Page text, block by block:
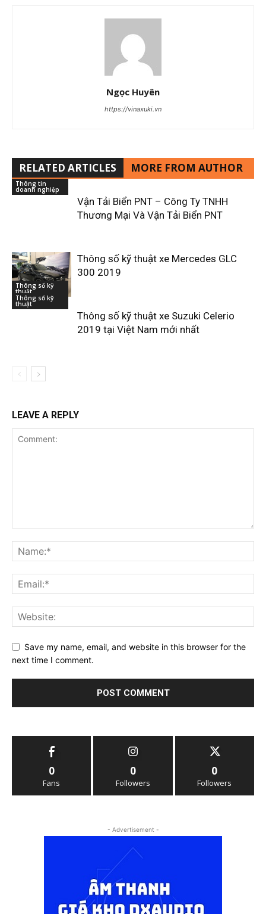
Ngọc Huyên
https://vinaxuki.vn
RELATED ARTICLES MORE FROM AUTHOR
Thông tin
doanh nghiệp
Vận Tải Biển PNT – Công Ty TNHH
Thương Mại Và Vận Tải Biển PNT
Thông số kỹ
thuật
Thông số kỹ thuật xe Mercedes GLC
300 2019
Thông số kỹ
thuật
Thông số kỹ thuật xe Suzuki Celerio
2019 tại Việt Nam mới nhất
LEAVE A REPLY
Save my name, email, and website in this browser for the
next time I comment.
0
Fans
0
Followers
0
Followers
- Advertisement -